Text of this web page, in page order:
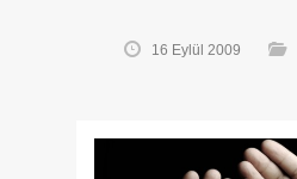
16 Eylül 2009